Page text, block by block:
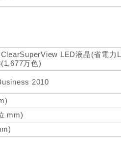
LED液晶(省電力
万色)
2010
mm)